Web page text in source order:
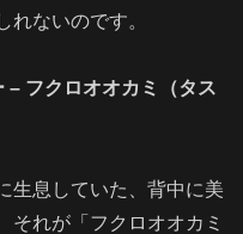
れないのです。
– フクロオオカミ（タス
生息していた、背中に美
それが「フクロオオカミ